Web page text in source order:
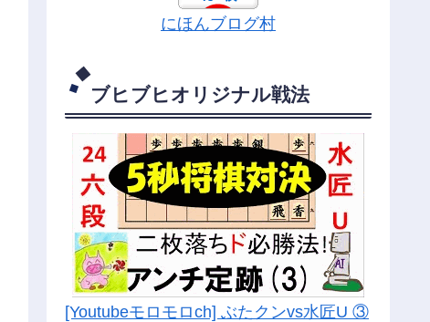
にほんブログ村
ブヒブヒオリジナル戦法
[Youtubeモロモロch] ぶたクンvs水匠U ③